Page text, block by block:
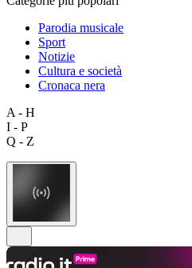
Parodia musicale
Sport
Notizie
Cultura e società
Cronaca nera
A - H
I - P
Q - Z